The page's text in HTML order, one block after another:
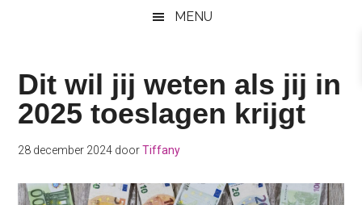
MENU
Dit wil jij weten als jij in
2025 toeslagen krijgt
28 december 2024 doorTiffany